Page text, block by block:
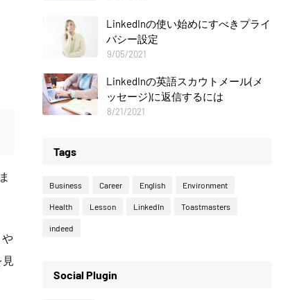
LinkedInの使い始めにすべきプライ
バシー設定
9/05/2021
LinkedInの英語スカウトメール(メ
ッセージ)に返信するには
8/21/2021
Tags
Business Career English Environment
Health Lesson LinkedIn Toastmasters
indeed
Social Plugin